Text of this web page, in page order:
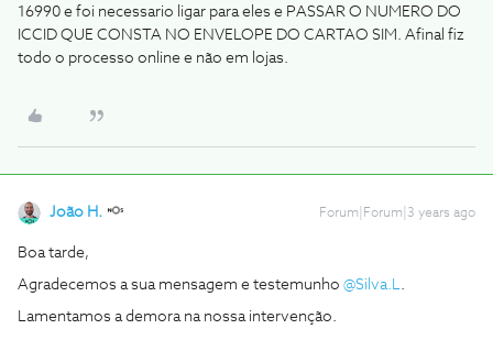
16990 e foi necessario ligar para eles e PASSAR O NUMERO DO
ICCID QUE CONSTA NO ENVELOPE DO CARTAO SIM. Afinal fiz
todo o processo online e não em lojas.
João H. Forum|Forum|3 years ago
Boa tarde,
Agradecemos a sua mensagem e testemunho @Silva.L.
Lamentamos a demora na nossa intervenção.